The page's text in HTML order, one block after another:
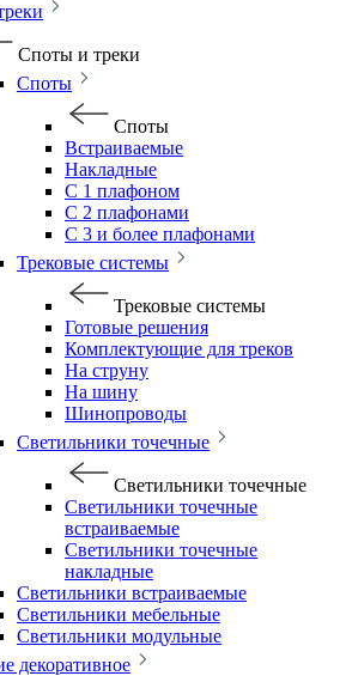
Споты и треки
Споты
Споты
Встраиваемые
Накладные
С 1 плафоном
С 2 плафонами
С 3 и более плафонами
Трековые системы
Трековые системы
Готовые решения
Комплектующие для треков
На струну
На шину
Шинопроводы
Светильники точечные
Светильники точечные
Светильники точечные
встраиваемые
Светильники точечные
накладные
Светильники встраиваемые
Светильники мебельные
Светильники модульные
декоративное